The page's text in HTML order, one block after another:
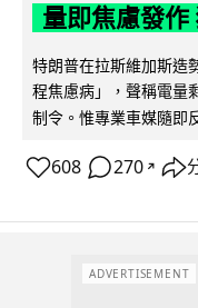
量即焦慮發作
特朗普在拉斯維加斯造
程焦慮病」，聲稱電量
制令。惟專業車媒隨即
608 270 ↗
ADVERTISEMENT